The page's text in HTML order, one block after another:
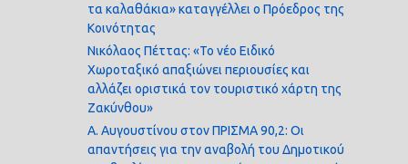
τα καλαθάκια» καταγγέλλει ο Πρόεδρος της
Κοινότητας
Νικόλαος Πέττας: «Το νέο Ειδικό
Χωροταξικό απαξιώνει περιουσίες και
αλλάζει οριστικά τον τουριστικό χάρτη της
Ζακύνθου»
Α. Αυγουστίνου στον ΠΡΙΣΜΑ 90,2: Οι
απαντήσεις για την αναβολή του Δημοτικού